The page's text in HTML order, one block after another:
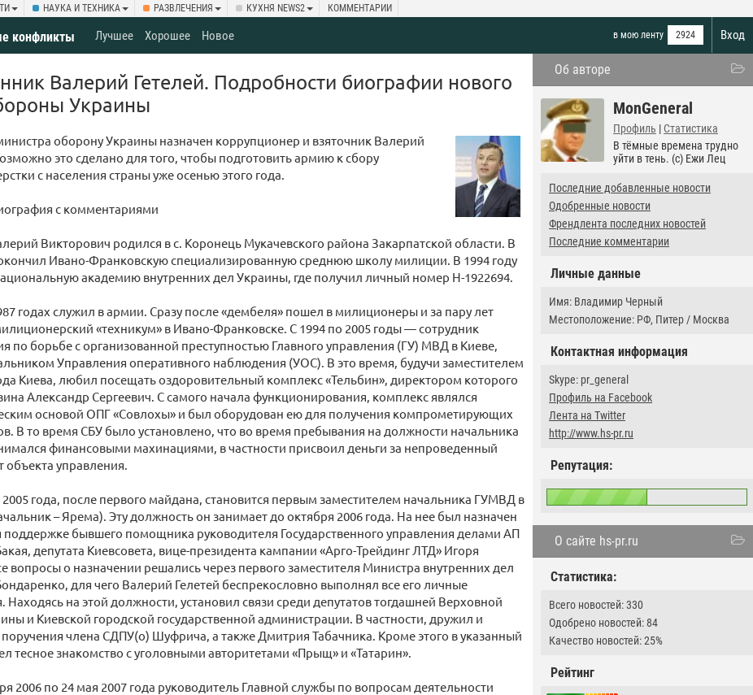
НАУКА И ТЕХНИКА РАЗВЛЕЧЕНИЯ КУХНЯ NEWS2 КОММЕНТАРИИ
Вход
конфликты в мою ленту 2924
Лучшее Хорошее Новое
Об авторе
MonGeneral
Профиль | Статистика
В тёмные времена трудно
уйти в тень. (c) Ежи Лец
Последние добавленные новости
Одобренные новости
Френдлента последних новостей
Последние комментарии
Личные данные
Имя: Владимир Черный
Местоположение: РФ, Питер / Москва
Контактная информация
Skype: pr_general
Профиль на Facebook
Лента на Twitter
http://www.hs-pr.ru
Репутация:
О сайте hs-pr.ru
Статистика:
Всего новостей: 330
Одобрено новостей: 84
Качество новостей: 25%
Рейтинг
Валерий Гетелей. Подробности биографии нового
Украины
оборону Украины назначен коррупционер и взяточник Валерий
это сделано для того, чтобы подготовить армию к сбору
с населения страны уже осенью этого года.
с комментариями
Викторович родился в с. Коронець Мукачевского района Закарпатской области. В
Ивано-Франковскую специализированную среднюю школу милиции. В 1994 году
академию внутренних дел Украины, где получил личный номер Н-1922694.
годах служил в армии. Сразу после «дембеля» пошел в милиционеры и за пару лет
«техникум» в Ивано-Франковске. С 1994 по 2005 годы — сотрудник
по борьбе с организованной преступностью Главного управления (ГУ) МВД в Киеве,
Управления оперативного наблюдения (УОС). В это время, будучи заместителем
Киева, любил посещать оздоровительный комплекс «Тельбин», директором которого
Александр Сергеевич. С самого начала функционирования, комплекс являлся
основой ОПГ «Совлохы» и был оборудован ею для получения компрометирующих
В то время СБУ было установлено, что во время пребывания на должности начальника
финансовыми махинациями, в частности присвоил деньги за непроведенный
объекта управления.
года, после первого майдана, становится первым заместителем начальника ГУМВД в
– Ярема). Эту должность он занимает до октября 2006 года. На нее был назначен
поддержке бывшего помощника руководителя Государственного управления делами АП
депутата Киевсовета, вице-президента кампании «Арго-Трейдинг ЛТД» Игоря
вопросы о назначении решались через первого заместителя Министра внутренних дел
для чего Валерий Гелетей беспрекословно выполнял все его личные
Находясь на этой должности, установил связи среди депутатов тогдашней Верховной
и Киевской городской государственной администрации. В частности, дружил и
члена СДПУ(о) Шуфрича, а также Дмитрия Табачника. Кроме этого в указанный
тесное знакомство с уголовными авторитетами «Прыщ» и «Татарин».
2006 по 24 мая 2007 года руководитель Главной службы по вопросам деятельности